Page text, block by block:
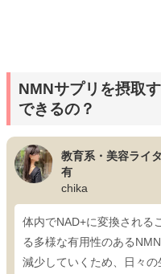
NMNサプリを摂取
できるの？
教育系・美容ライ
有
chika
体内でNAD+に変換される
る多様な有用性のある
減少していくため、日々